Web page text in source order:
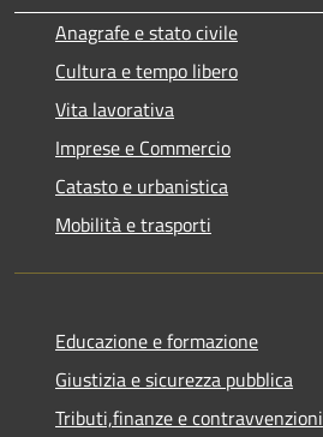
Anagrafe e stato civile
Cultura e tempo libero
Vita lavorativa
Imprese e Commercio
Catasto e urbanistica
Mobilità e trasporti
Educazione e formazione
Giustizia e sicurezza pubblica
Tributi,finanze e contravvenzioni